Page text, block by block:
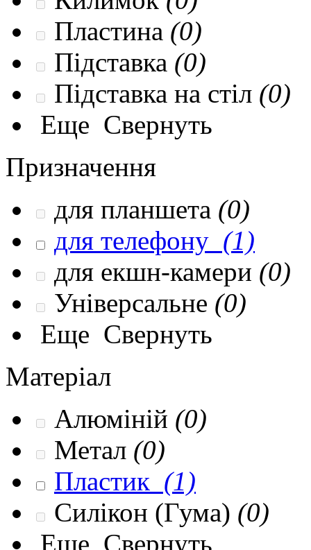
Пластина (0)
Підставка (0)
Підставка на стіл (0)
Еще Свернуть
Призначення
для планшета (0)
для телефону (1)
для екшн-камери (0)
Універсальне (0)
Еще Свернуть
Матеріал
Алюміній (0)
Метал (0)
Пластик (1)
Силікон (Гума) (0)
Еще Свернуть